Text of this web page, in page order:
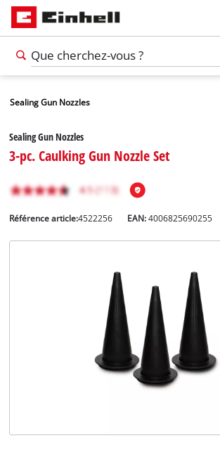
Sealing Gun Nozzles
Sealing Gun Nozzles
3-pc. Caulking Gun Nozzle Set
Référence article:4522256 EAN:4006825690255